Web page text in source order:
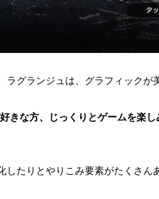
グランジュは、グラフィックが
きな方、じっくりとゲームを楽し
したりとやりこみ要素がたくさん